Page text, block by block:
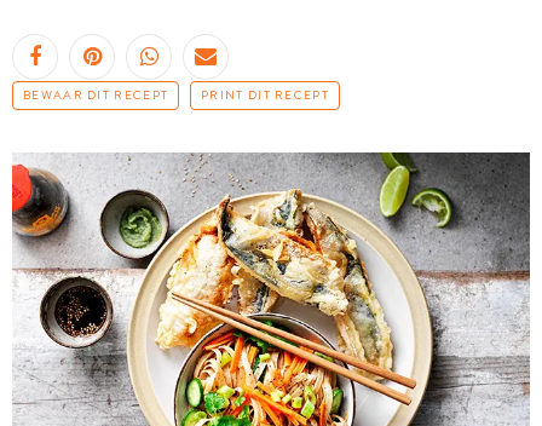
BEWAAR DIT RECEPT PRINT DIT RECEPT